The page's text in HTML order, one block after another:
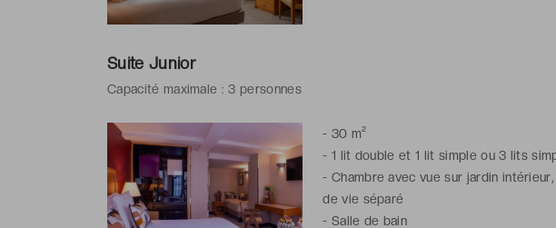
Suite Junior
Capacité maximale : 3 personnes
- 30 m²
- 1 lit double et 1 lit simple ou 3 lits
- Chambre avec vue sur jardin
de vie séparé
- Salle de bain